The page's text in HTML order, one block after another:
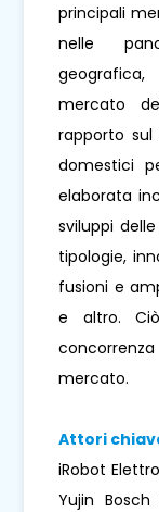
principali
nelle
mercato
rapporto
domestici
elaborata
sviluppi
tipologie,
fusioni e
e altro.
mercato.
Attori
iRobot
Yujin Bosch